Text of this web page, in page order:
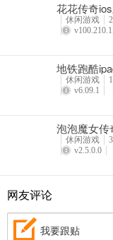
花花传奇
休闲游戏
地铁跑酷
休闲游戏
v6.09.1
泡泡魔女传
休闲游戏
v2.5.0.0
网友评论
我要跟贴